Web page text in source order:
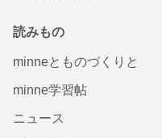
読みもの
minneとものづくりと
minne学習帖
ニュース